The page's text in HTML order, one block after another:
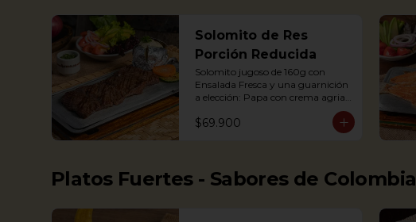
with a baked potato with sour
cream. Accompanied with a salad
and a delicious ginger sauce.
Solomito de Res
Porción Reducida
Solomito jugoso de 160g con
Ensalada Fresca y una guarnición
a elección: Papa con crema agria,
relleno de quesito, Palitos de Yuca,
Puré de papa y arracacha. (Foto
$69.900
Platos Fuertes - Sabores de Colombia